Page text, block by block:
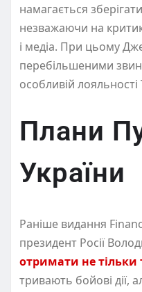
намагається
незважаючи на
і медіа. При цьому
перебільшеними
особливій
Плани
України
Раніше видання
президент Росії
отримати не тільки
тривають бойові дії,